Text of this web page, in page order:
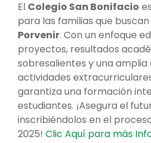
El Colegio San Bonifacio
para las familias que buscan
Porvenir. Con un enfoque
proyectos, resultados
sobresalientes y una
actividades
garantiza una formación
estudiantes. ¡Asegura el
inscribiéndolos en el
2025! Clic Aquí para más